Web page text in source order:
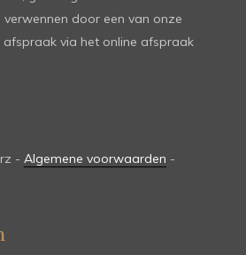
door een van onze
afspraak via het online afspraak
- Algemene voorwaarden -